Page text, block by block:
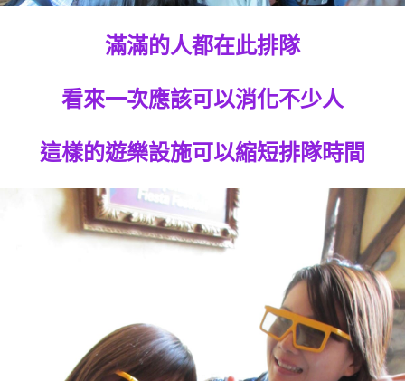
滿滿的人都在此排隊
看來一次應該可以消化不少人
這樣的遊樂設施可以縮短排隊時間